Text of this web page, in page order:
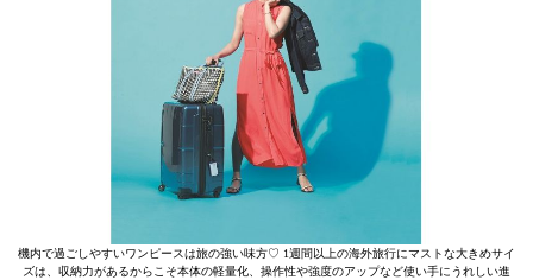
機内で過ごしやすいワンピースは旅の強い味方♡ 1週間以上の海外旅行にマストな大きめサイ
ズは、収納力があるからこそ本体の軽量化、操作性や強度のアップなど使い手にうれしい進